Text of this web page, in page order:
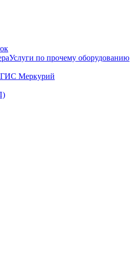
Услуги по прочему оборудованию
Меркурий